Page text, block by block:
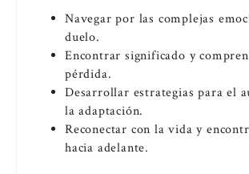
Navegar por las complejas
duelo.
Encontrar significado y
pérdida.
Desarrollar estrategias para el
la adaptación.
Reconectar con la vida y
hacia adelante.